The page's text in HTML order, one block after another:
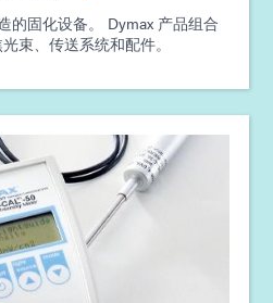
的固化设备。 Dymax 产品组合
束、传送系统和配件。